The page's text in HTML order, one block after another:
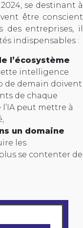
se destinant à
être conscient
des entreprises, il
indispensables :
l’écosystème
intelligence
de demain doivent
de chaque
peut mettre à
un domaine
les
se contenter de